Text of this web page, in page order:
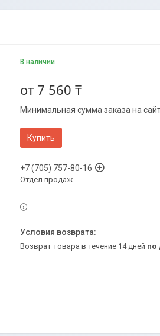
В наличии
от 7 560 ₸
Минимальная сумма заказа на
Купить
+7 (705) 757-80-16
Отдел продаж
возврат товара в течение 14 дней по